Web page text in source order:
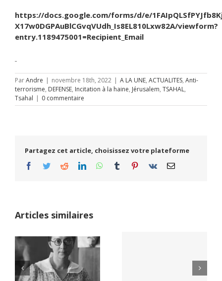
https://docs.google.com/forms/d/e/
X17w0DGPAuBlCGvqVUdh_Is8EL810Lxw82A/viewform?
entry.1189475001=Recipient_Email
ParAndre | novembre 18th, 2022 | A LA UNE, ACTUALITES, Anti-
terrorisme, DEFENSE, Incitation à la haine, Jérusalem, TSAHAL,
Tsahal | 0 commentaire
Partagez cet article, choisissez votre plateforme
Facebook
TwitterRedditLinkedInWhatsApp
Tumblr Pinterest
Vk Email
Articles similaires
Netflix Field of
Yaïr Golan : une